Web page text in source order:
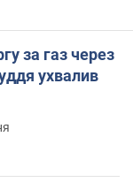
за газ через
ухвалив